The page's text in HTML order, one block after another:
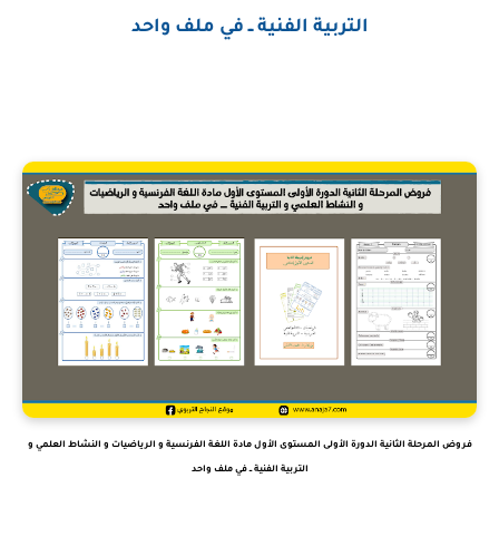
التربية الفنية ــ في ملف واحد
فروض المرحلة الثانية الدورة الأولى المستوى الأول مادة اللغة الفرنسية و الرياضيات و النشاط العلمي و
التربية الفنية ــ في ملف واحد